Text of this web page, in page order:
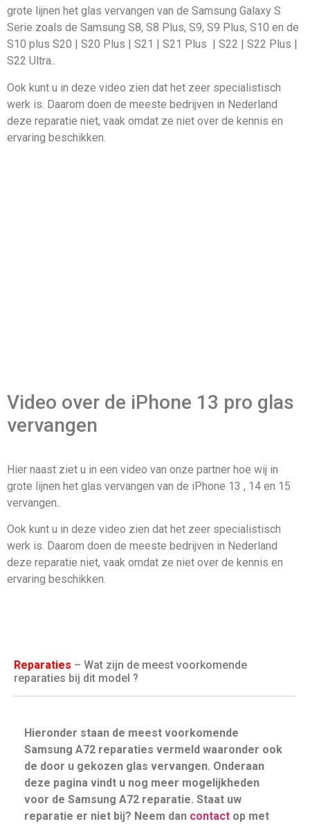
grote lijnen het glas vervangen van de Samsung Galaxy S
Serie zoals de Samsung S8, S8 Plus, S9, S9 Plus, S10 en de
S10 plus S20 | S20 Plus | S21 | S21 Plus | S22 | S22 Plus |
S22 Ultra..
Ook kunt u in deze video zien dat het zeer specialistisch
werk is. Daarom doen de meeste bedrijven in Nederland
deze reparatie niet, vaak omdat ze niet over de kennis en
ervaring beschikken.
Video over de iPhone 13 pro glas
vervangen
Hier naast ziet u in een video van onze partner hoe wij in
grote lijnen het glas vervangen van de iPhone 13 , 14 en 15
vervangen..
Ook kunt u in deze video zien dat het zeer specialistisch
werk is. Daarom doen de meeste bedrijven in Nederland
deze reparatie niet, vaak omdat ze niet over de kennis en
ervaring beschikken.
Reparaties – Wat zijn de meest voorkomende
reparaties bij dit model ?
Hieronder staan de meest voorkomende
Samsung A72 reparaties vermeld waaronder ook
de door u gekozen glas vervangen. Onderaan
deze pagina vindt u nog meer mogelijkheden
voor de Samsung A72 reparatie. Staat uw
reparatie er niet bij? Neem dan contact op met